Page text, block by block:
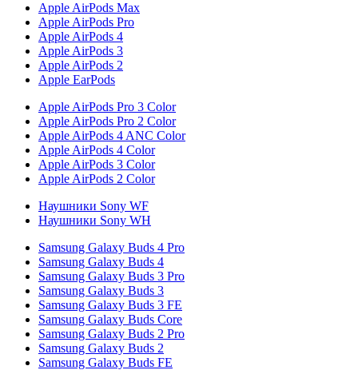
Apple AirPods Max
Apple AirPods Pro
Apple AirPods 4
Apple AirPods 3
Apple AirPods 2
Apple EarPods
Apple AirPods Pro 3 Color
Apple AirPods Pro 2 Color
Apple AirPods 4 ANC Color
Apple AirPods 4 Color
Apple AirPods 3 Color
Apple AirPods 2 Color
Наушники Sony WF
Наушники Sony WH
Samsung Galaxy Buds 4 Pro
Samsung Galaxy Buds 4
Samsung Galaxy Buds 3 Pro
Samsung Galaxy Buds 3
Samsung Galaxy Buds 3 FE
Samsung Galaxy Buds Core
Samsung Galaxy Buds 2 Pro
Samsung Galaxy Buds 2
Samsung Galaxy Buds FE